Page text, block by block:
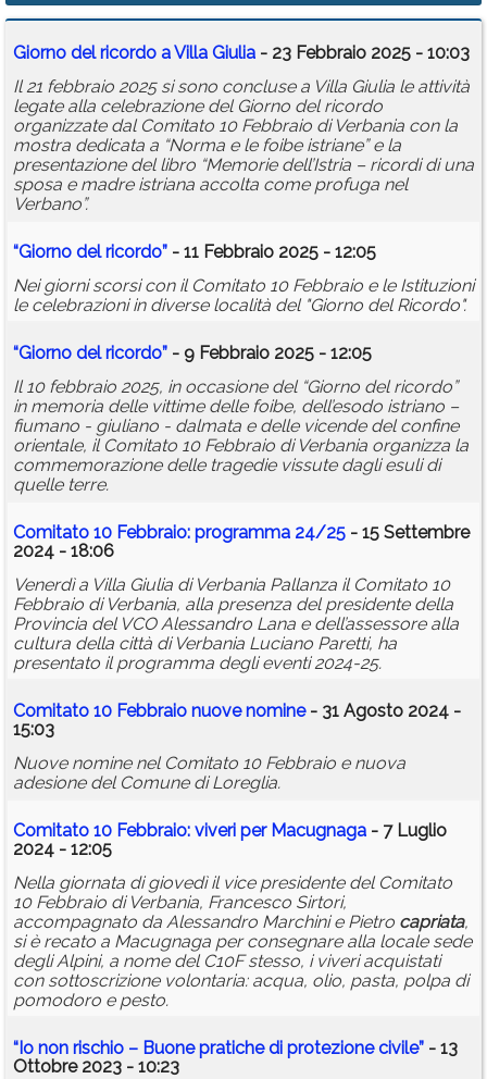
Calendario
Annunci
Giorno del ricordo a Villa Giulia - 23 Febbraio 2025 - 10:03
Il 21 febbraio 2025 si sono concluse a Villa Giulia le attività
legate alla celebrazione del Giorno del ricordo
organizzate dal Comitato 10 Febbraio di Verbania con la
mostra dedicata a “Norma e le foibe istriane” e la
presentazione del libro “Memorie dell’Istria – ricordi di una
sposa e madre istriana accolta come profuga nel
Verbano”.
“Giorno del ricordo” - 11 Febbraio 2025 - 12:05
Nei giorni scorsi con il Comitato 10 Febbraio e le Istituzioni
le celebrazioni in diverse località del "Giorno del Ricordo".
“Giorno del ricordo” - 9 Febbraio 2025 - 12:05
Il 10 febbraio 2025, in occasione del “Giorno del ricordo”
in memoria delle vittime delle foibe, dell’esodo istriano –
fiumano - giuliano - dalmata e delle vicende del confine
orientale, il Comitato 10 Febbraio di Verbania organizza la
commemorazione delle tragedie vissute dagli esuli di
quelle terre.
Comitato 10 Febbraio: programma 24/25 - 15 Settembre
2024 - 18:06
Venerdì a Villa Giulia di Verbania Pallanza il Comitato 10
Febbraio di Verbania, alla presenza del presidente della
Provincia del VCO Alessandro Lana e dell’assessore alla
cultura della città di Verbania Luciano Paretti, ha
presentato il programma degli eventi 2024-25.
Comitato 10 Febbraio nuove nomine- 31 Agosto 2024 -
15:03
Nuove nomine nel Comitato 10 Febbraio e nuova
adesione del Comune di Loreglia.
Comitato 10 Febbraio: viveri per Macugnaga - 7 Luglio
2024 - 12:05
Nella giornata di giovedì il vice presidente del Comitato
10 Febbraio di Verbania, Francesco Sirtori,
accompagnato da Alessandro Marchini e Pietro capriata,
si è recato a Macugnaga per consegnare alla locale sede
degli Alpini, a nome del C10F stesso, i viveri acquistati
con sottoscrizione volontaria: acqua, olio, pasta, polpa di
pomodoro e pesto.
“Io non rischio – Buone pratiche di protezione civile” - 13
Ottobre 2023 - 10:23